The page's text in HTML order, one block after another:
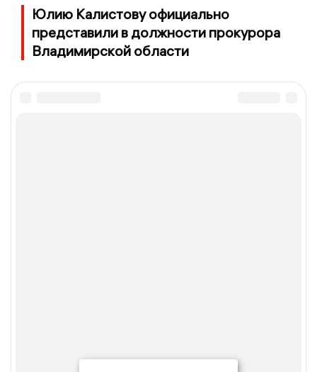
Юлию Калистову официально
представили в должности прокурора
Владимирской области